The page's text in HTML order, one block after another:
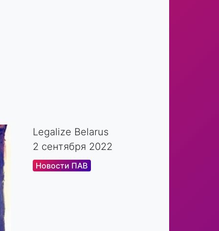
Legalize Belarus
2 сентября 2022
Новости ПАВ